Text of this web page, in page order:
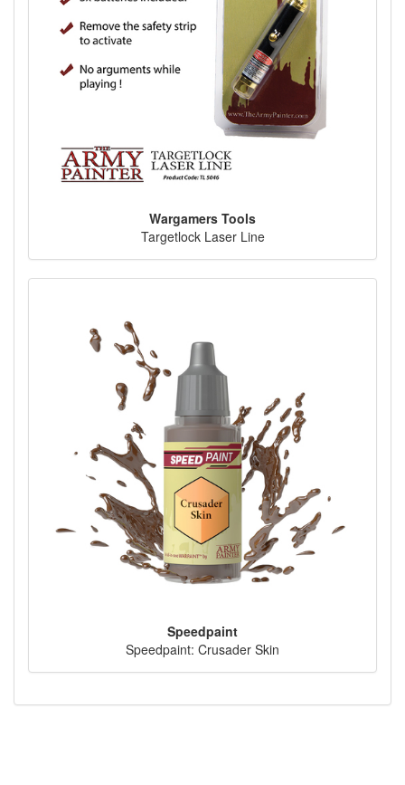
Wargamers Tools
Targetlock Laser Line
Speedpaint
Speedpaint: Crusader Skin